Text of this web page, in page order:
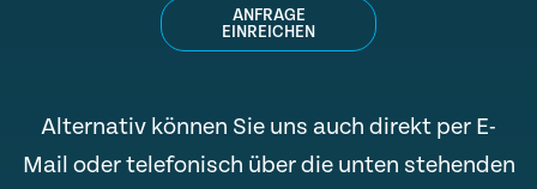
ANFRAGE
EINREICHEN
Alternativ können Sie uns auch direkt per E-
Mail oder telefonisch über die unten stehenden